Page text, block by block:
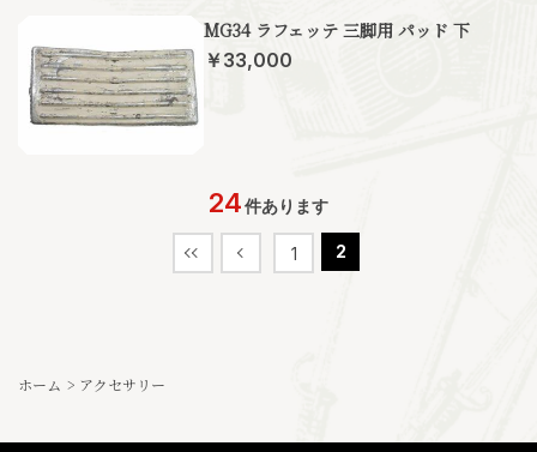
MG34 ラフェッテ 三脚用 パッド 下
￥33,000
24件あります
1 2
ホーム > アクセサリー